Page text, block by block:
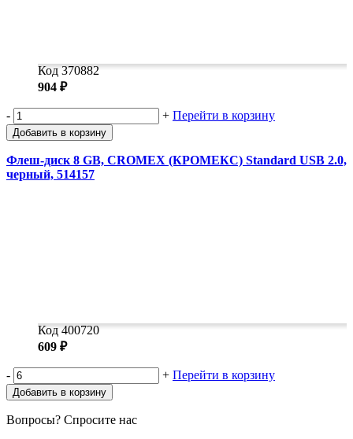
Код 370882
904 ₽
- + Перейти в корзину
Добавить в корзину
Флеш-диск 8 GB, CROMEX (КРОМЕКС) Standard USB 2.0,
черный, 514157
Код 400720
609 ₽
- + Перейти в корзину
Добавить в корзину
Вопросы? Спросите нас